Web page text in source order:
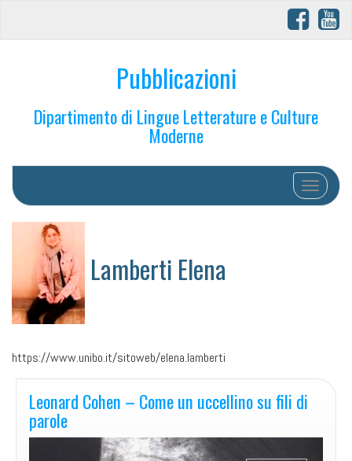
Pubblicazioni
Dipartimento di Lingue Letterature e Culture
Moderne
Toggle
Lamberti Elena
https://www.unibo.it/sitoweb/elena.lamberti
Leonard Cohen – Come un uccellino su fili di
parole